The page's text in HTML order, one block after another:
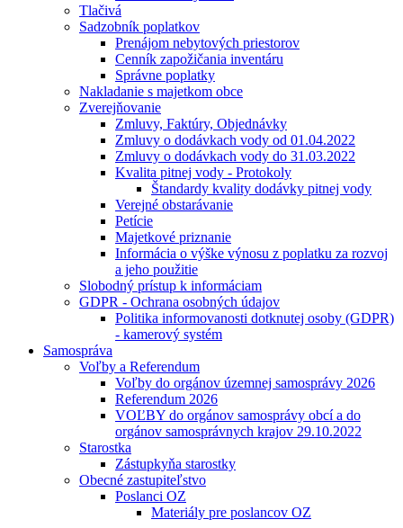
Tlačivá
Sadzobník poplatkov
Prenájom nebytových priestorov
Cenník zapožičania inventáru
Správne poplatky
Nakladanie s majetkom obce
Zverejňovanie
Zmluvy, Faktúry, Objednávky
Zmluvy o dodávkach vody od 01.04.2022
Zmluvy o dodávkach vody do 31.03.2022
Kvalita pitnej vody - Protokoly
Štandardy kvality dodávky pitnej vody
Verejné obstarávanie
Petície
Majetkové priznanie
Informácia o výške výnosu z poplatku za rozvoj
a jeho použitie
Slobodný prístup k informáciam
GDPR - Ochrana osobných údajov
Politika informovanosti dotknutej osoby (GDPR)
- kamerový systém
Samospráva
Voľby a Referendum
Voľby do orgánov územnej samosprávy 2026
Referendum 2026
VOĽBY do orgánov samosprávy obcí a do
orgánov samosprávnych krajov 29.10.2022
Starostka
Zástupkyňa starostky
Obecné zastupiteľstvo
Poslanci OZ
Materiály pre poslancov OZ